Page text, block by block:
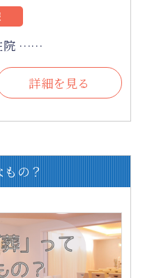
院 ……
詳細を見る
の？